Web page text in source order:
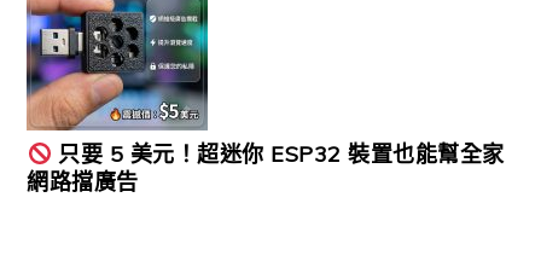
只要 5 美元！超迷你 ESP32 裝置也能幫全家
網路擋廣告